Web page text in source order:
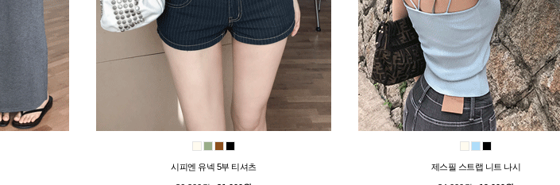
시피엔 유넥 5부 티셔츠 제스필 스트랩 니트 나시